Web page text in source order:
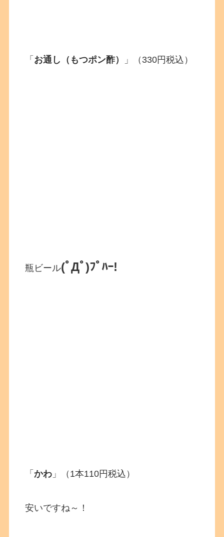
「 お通し（もつポン酢） 」（330円税込）
瓶ビール(ﾟДﾟ)ﾌﾟﾊｰ!
「かわ 」（1本110円税込）
安いですね～！